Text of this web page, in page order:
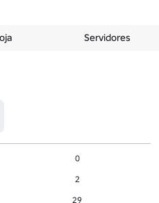
Servidores
0
2
29